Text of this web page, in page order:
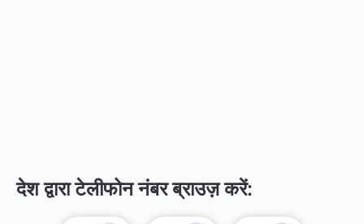
देश द्वारा टेलीफोन नंबर ब्राउज़ करें: